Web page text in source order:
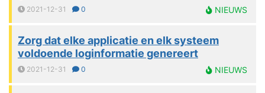
2021-12-31 0 NIEUWS
Zorg dat elke applicatie en elk systeem
voldoende loginformatie genereert
2021-12-31 0 NIEUWS